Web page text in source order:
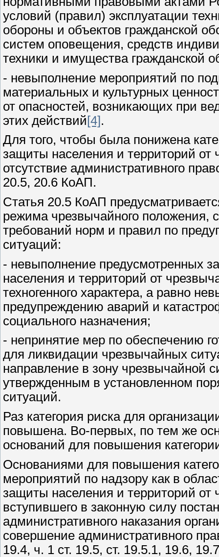
условий (правил) эксплуатации
обороны и объектов гражданской
систем оповещения, средств
техники и имущества гражданской
- невыполнение мероприятий по
материальных и культурных
от опасностей, возникающих при
этих действий[4].
Для того, чтобы была понижена
защиты населения и территорий
отсутствие административного
20.5, 20.6 КоАП.
Статья 20.5 КоАП
режима чрезвычайного положения,
требований норм и правил по
ситуаций:
- невыполнение предусмотренных
населения и территорий от
техногенного характера, а равно
предупреждению аварий и
социального назначения;
- непринятие мер по обеспечению
для ликвидации чрезвычайных
направление в зону чрезвычайной
утвержденным в установленном
ситуаций.
Раз категория риска для
повышена. Во-первых, по тем же
оснований для повышения
Основаниями для повышения
мероприятий по надзору как в
защиты населения и территорий от
вступившего в законную силу
административного наказания
совершение административного
19.4, ч. 1 ст. 19.5, ст. 19.5.1, 19.6,